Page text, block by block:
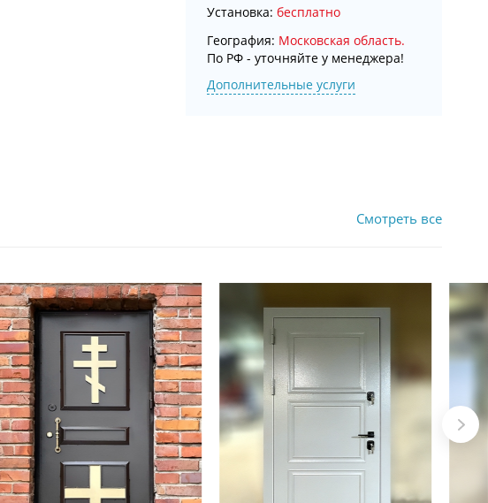
Установка: бесплатно
География: Московская область.
По РФ - уточняйте у менеджера!
Дополнительные услуги
Смотреть все